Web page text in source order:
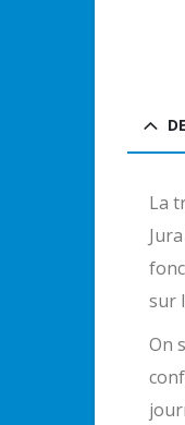
La
sur
On